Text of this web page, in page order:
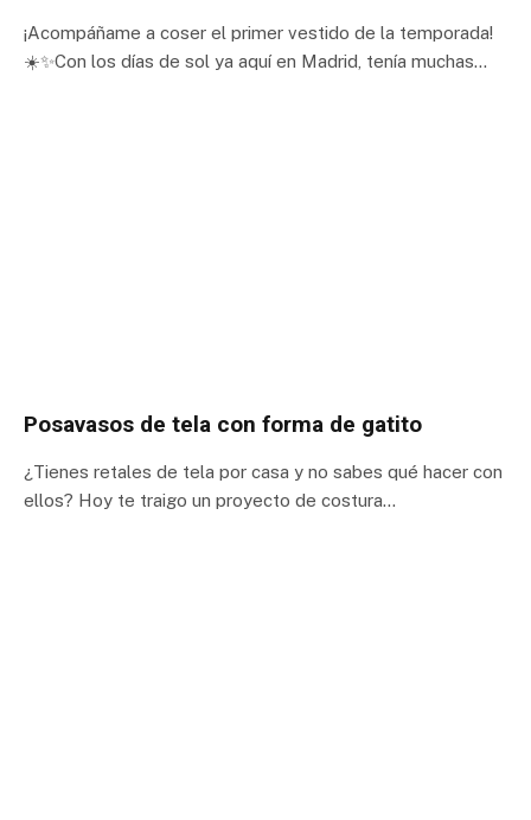
¡Acompáñame a coser el primer vestido de la temporada!
☀️✨Con los días de sol ya aquí en Madrid, tenía muchas…
Posavasos de tela con forma de gatito
¿Tienes retales de tela por casa y no sabes qué hacer con
ellos? Hoy te traigo un proyecto de costura…